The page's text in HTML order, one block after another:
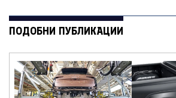
ПОДОБНИ ПУБЛИКАЦИИ